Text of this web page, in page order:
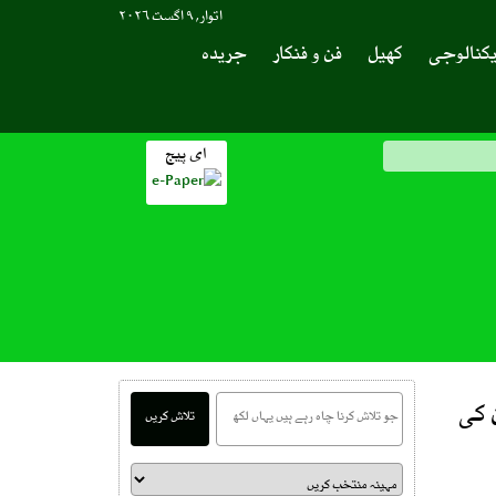
اتوار, ۹ اگست ۲۰۲۶
کھیل فن و فنکار
جریدہ
ای پیج
کی
تلاش کریں